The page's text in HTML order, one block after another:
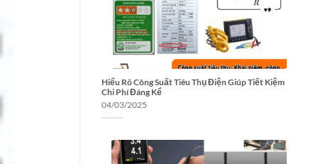
Hiểu Rõ Công Suất Tiêu Thụ Điện Giúp Tiết Kiệm
Chi Phí Đáng Kể
04/03/2025